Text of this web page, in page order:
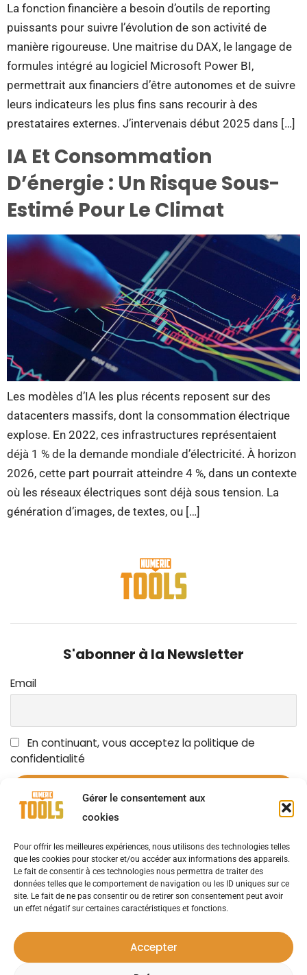
Gérer le consentement aux
cookies
Pour offrir les meilleures expériences, nous utilisons des technologies telles
que les cookies pour stocker et/ou accéder aux informations des appareils.
Le fait de consentir à ces technologies nous permettra de traiter des
données telles que le comportement de navigation ou les ID uniques sur ce
site. Le fait de ne pas consentir ou de retirer son consentement peut avoir
un effet négatif sur certaines caractéristiques et fonctions.
Accepter
La fonction financière a besoin d’outils de reporting
puissants pour suivre l’évolution de son activité de
manière rigoureuse. Une maitrise du DAX, le langage de
formules intégré au logiciel Microsoft Power BI,
permettrait aux financiers d’être autonomes et de suivre
leurs indicateurs les plus fins sans recourir à des
prestataires externes. J’intervenais début 2025 dans […]
IA Et Consommation
D’énergie : Un Risque Sous-
Estimé Pour Le Climat
Les modèles d’IA les plus récents reposent sur des
datacenters massifs, dont la consommation électrique
explose. En 2022, ces infrastructures représentaient
déjà 1 % de la demande mondiale d’électricité. À horizon
2026, cette part pourrait atteindre 4 %, dans un contexte
où les réseaux électriques sont déjà sous tension. La
génération d’images, de textes, ou […]
S'abonner à la Newsletter
Email
En continuant, vous acceptez la politique de
confidentialité
OUTILS NUMÉRIQUES LES ACTUALITÉS AVIS D’EXPERTS
NOUVELLES D’ENTREPRISE SOLUTIONS